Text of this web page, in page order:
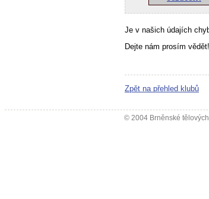
Je v našich údajích
Dejte nám prosím vědět!
Zpět na přehled klubů
© 2004 Brněnské